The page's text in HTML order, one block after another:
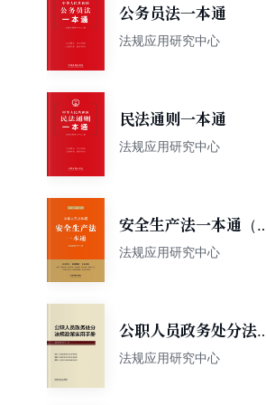
公务员法一本通
法规应用研究中心
民法通则一本通
法规应用研究中心
安全生产法一本通（第
六版）
法规应用研究中心
公职人员政务处分法规
政策实用手册
法规应用研究中心